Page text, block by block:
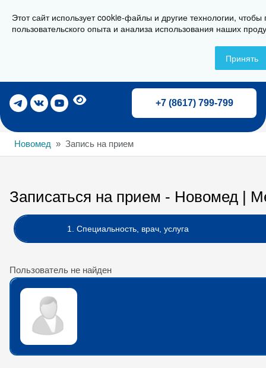
Этот сайт использует cookie-файлы и другие технологии,
пользовательского опыта и анализа использования наших
Принять
г. Новороссийск, ул. Свердлова 36А
Записаться на прием
+7 (8617) 799-799
Новомед Запись на прием
Записаться на прием - Новомед |
1. Специальность, врач, услуга
Пользователь не найден